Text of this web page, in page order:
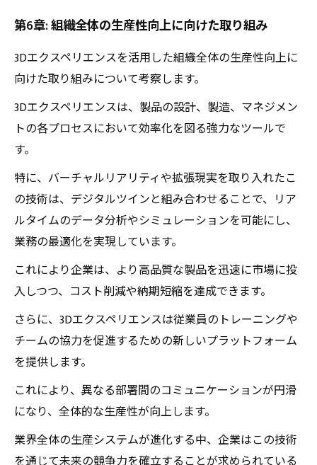
第6章: 組織全体の生産性向上に向けた取り組み
3Dエクスペリエンスを活用した組織全体の生産性向上に
向けた取り組みについて考察します。
3Dエクスペリエンスは、製品の設計、製造、マネジメン
トの各プロセスにおいて効率化を図る強力なツールで
す。
特に、バーチャルリアリティや拡張現実を取り入れたこ
の技術は、デジタルツインと組み合わせることで、リア
ルタイムのデータ分析やシミュレーションを可能にし、
業務の最適化を実現しています。
これにより企業は、より高品質な製品を迅速に市場に投
入しつつ、コスト削減や納期短縮を達成できます。
さらに、3Dエクスペリエンスは従業員のトレーニングや
チームの協力を促進するための新しいプラットフォーム
を提供します。
これにより、異なる部署間のコミュニケーションが円滑
になり、全体的な生産性が向上します。
業界全体の生産システムが進化する中、企業はこの技術